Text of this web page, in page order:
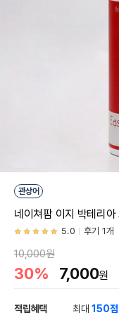
관상어
네이쳐팜 이지 박테리
5.0 후기 1개
10,000원
30% 7,000원
적립혜택 최대150점